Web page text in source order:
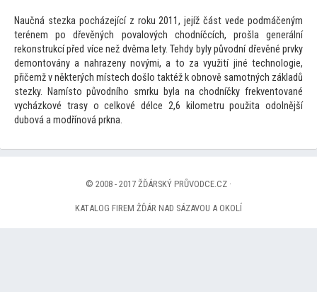
Naučná stezka pocházející z roku 2011, jejíž část vede podmáčeným
terénem po dřevěných povalových chodníčcích, prošla generální
rekonstrukcí před více než dvěma lety. Tehdy byly původní dřevěné prvky
demontovány a nahrazeny novými, a to za využití jiné technologie,
přičemž v některých místech došlo taktéž k obnově samotných základů
stezky. Namísto původního smrku byla na chodníčky frekventované
vycházkové trasy o celkové délce 2,6 kilometru použita odolnější
dubová a modřínová prkna.
© 2008 - 2017 ŽĎÁRSKÝ PRŮVODCE.CZ ·
KATALOG FIREM ŽĎÁR NAD SÁZAVOU A OKOLÍ